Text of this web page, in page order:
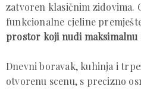
zatvoren klasičnim zidovima.
funkcionalne cjeline
prostor koji nudi maksimalnu
Dnevni boravak, kuhinja i
otvorenu scenu, s precizno